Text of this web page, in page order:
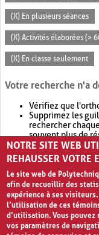
(X) En plusieurs séances
(X) Activités élaborées (>
(X) En classe seulement
Votre recherche n'a
Vérifiez que
Supprimez les
rechercher
souvent plus de
Envisagez
retournera
NOTRE SITE WEB
REHAUSSER VOTRE
Le site web de
afin de recueillir des
expérience à ses
l’utilisation de ces
d’utilisation. Vous
vos paramètres de